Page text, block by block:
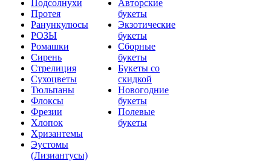
Подсолнухи
Протея
Ранункулюсы
РОЗЫ
Ромашки
Сирень
Стрелиция
Сухоцветы
Тюльпаны
Флоксы
Фрезии
Хлопок
Хризантемы
Эустомы
(Лизиантусы)
Авторские
букеты
Экзотические
букеты
Сборные
букеты
Букеты со
скидкой
Новогодние
букеты
Полевые
букеты